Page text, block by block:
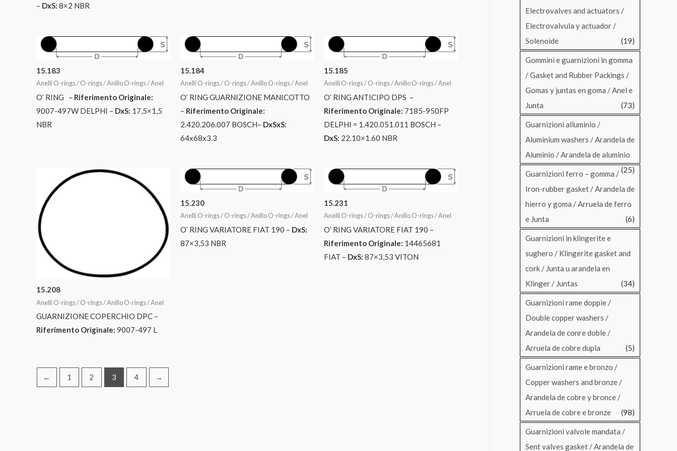
– DxS: 8×2 NBR
15.183
Anelli O-rings / O-rings / Anillo O-rings / Anel
O’ RING – Riferimento Originale:
9007-497W DELPHI – DxS: 17,5×1,5
NBR
15.184
Anelli O-rings / O-rings / Anillo O-rings / Anel
O’ RING GUARNIZIONE MANICOTTO
– Riferimento Originale:
2.420.206.007 BOSCH– DxSxS:
64x68x3.3
15.185
Anelli O-rings / O-rings / Anillo O-rings / Anel
O’ RING ANTICIPO DPS –
Riferimento Originale: 7185-950FP
DELPHI = 1.420.051.011 BOSCH –
DxS: 22.10×1.60 NBR
15.208
Anelli O-rings / O-rings / Anillo O-rings / Anel
GUARNIZIONE COPERCHIO DPC –
Riferimento Originale: 9007-497 L
15.230
Anelli O-rings / O-rings / Anillo O-rings / Anel
O’ RING VARIATORE FIAT 190 – DxS:
87×3,53 NBR
15.231
Anelli O-rings / O-rings / Anillo O-rings / Anel
O’ RING VARIATORE FIAT 190 –
Riferimento Originale: 14465681
FIAT – DxS: 87×3,53 VITON
← 1 2 3 4 →
Electrovalves and actuators /
Electrovalvula y actuador /
Solenoide
(19)
Gommini e guarnizioni in gomma
/ Gasket and Rubber Packings /
Gomas y juntas en goma / Anel e
Junta
(73)
Guarnizioni alluminio /
Aluminium washers / Arandela de
Aluminio / Arandela de aluminio
(25)
Guarnizioni ferro – gomma /
Iron-rubber gasket / Arandela de
hierro y goma / Arruela de ferro
e Junta
(6)
Guarnizioni in klingerite e
sughero / Klingerite gasket and
cork / Junta u arandela en
Klinger / Juntas
(34)
Guarnizioni rame doppie /
Double copper washers /
Arandela de conre doble /
Arruela de cobre dupla
(5)
Guarnizioni rame e bronzo /
Copper washers and bronze /
Arandela de cobre y bronce /
Arruela de cobre e bronze
(98)
Guarnizioni valvole mandata /
Sent valves gasket / Arandela de